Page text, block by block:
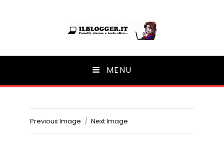
Ilblogger.it
Il portalino di blog | MENU
Previous Image Next Image